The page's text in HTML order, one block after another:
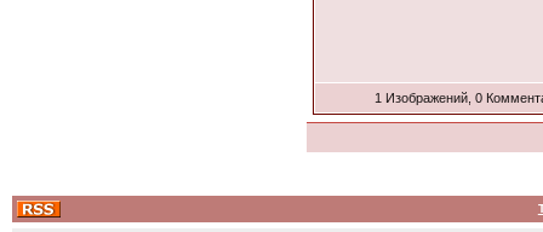
1 Изображений, 0